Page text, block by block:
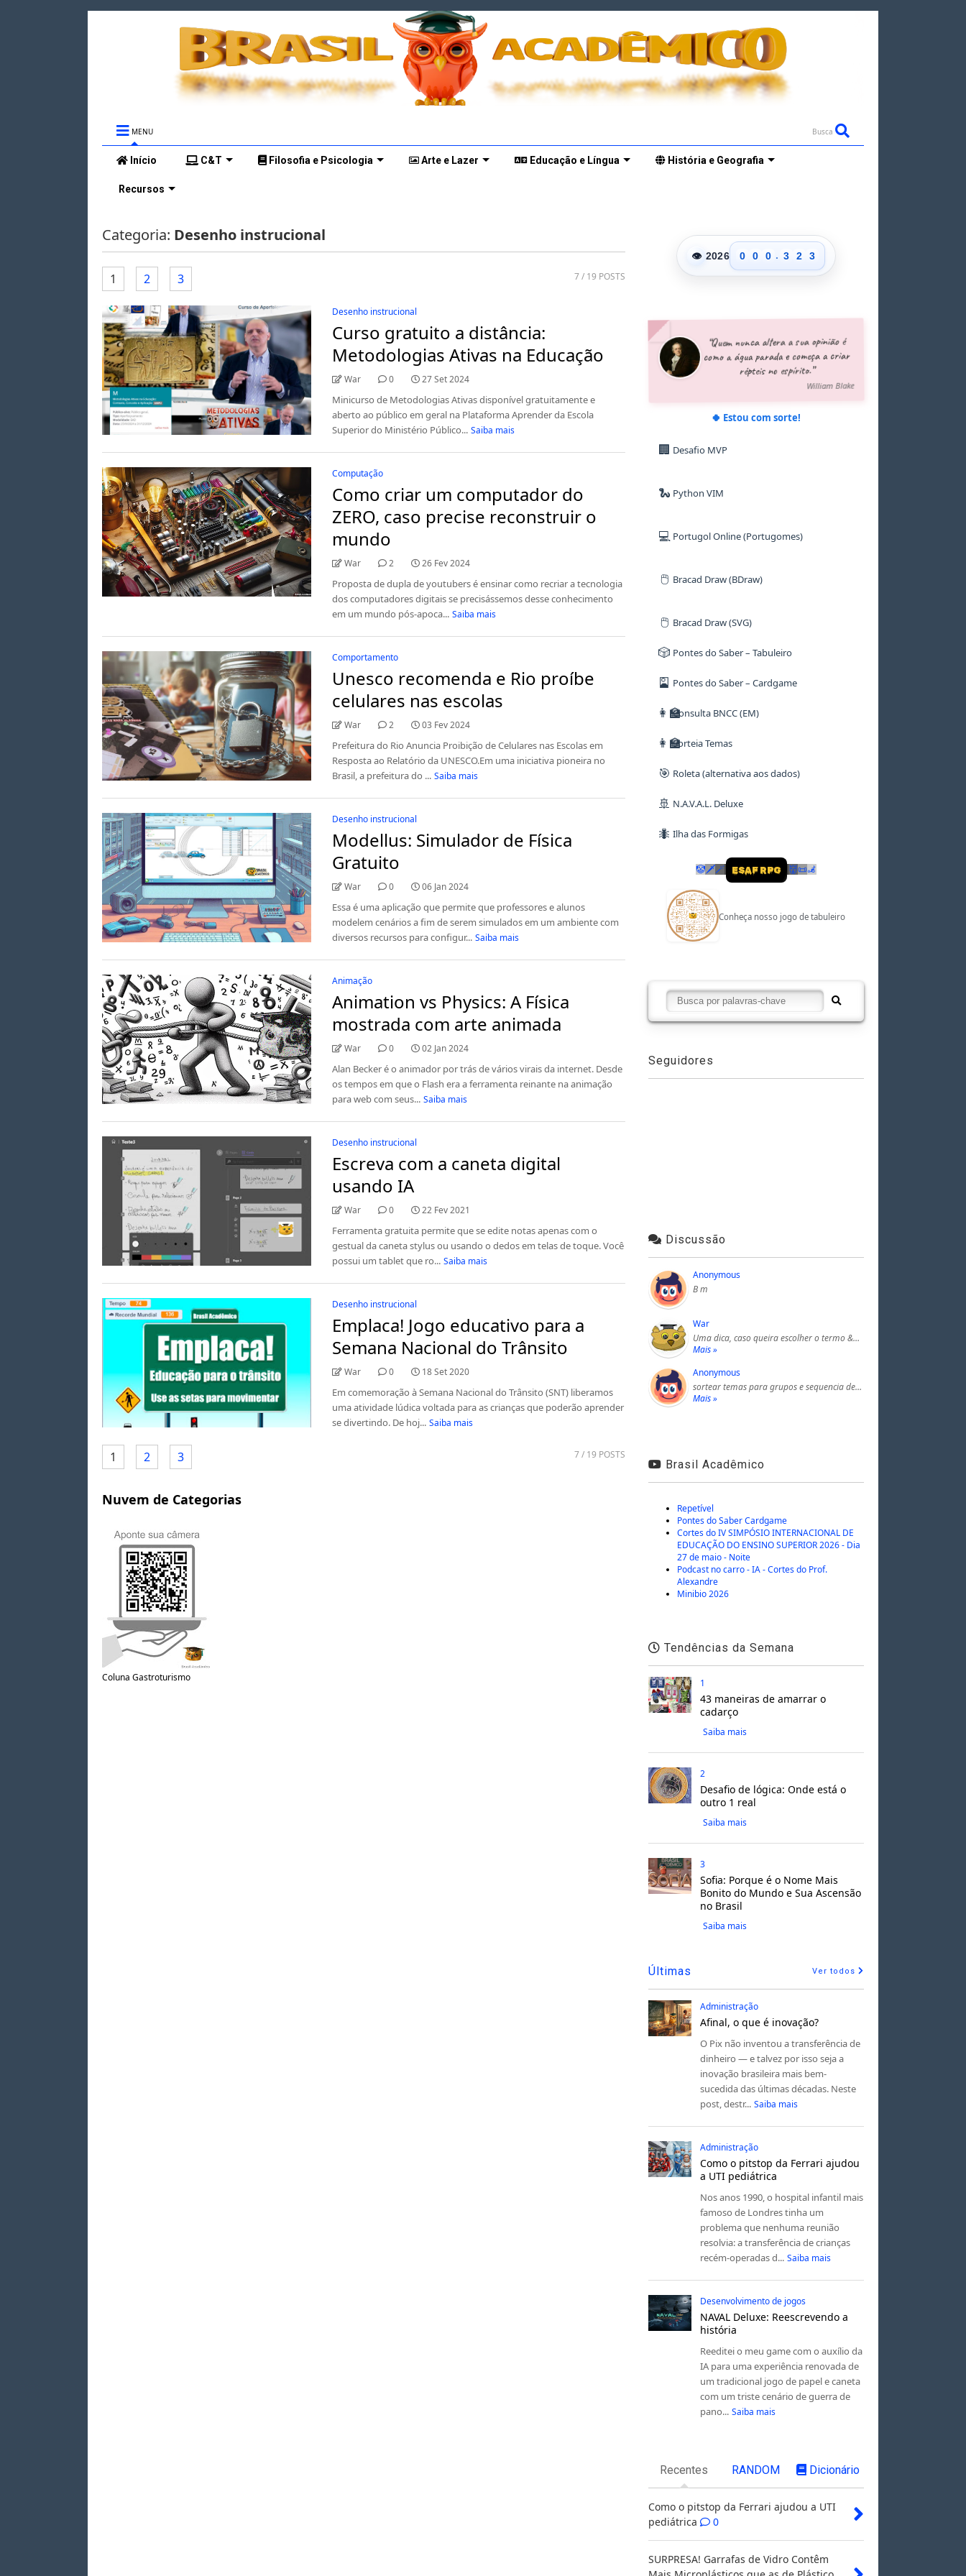
MENU Busca
Início C&T Filosofia e Psicologia Arte e Lazer Educação e Língua História e Geografia
Recursos
Categoria: Desenho instrucional
1 2 3 7/ 19 POSTS
Desenho instrucional
Curso gratuito a distância:
Metodologias Ativas na Educação
War 0 27 Set 2024
Minicurso de Metodologias Ativas disponível gratuitamente e
aberto ao público em geral na Plataforma Aprender da Escola
Superior do Ministério Público... Saiba mais
Computação
Como criar um computador do
ZERO, caso precise reconstruir o
mundo
War 2 26 Fev 2024
Proposta de dupla de youtubers é ensinar como recriar a tecnologia
dos computadores digitais se precisássemos desse conhecimento
em um mundo pós-apoca... Saiba mais
Comportamento
Unesco recomenda e Rio proíbe
celulares nas escolas
War 2 03 Fev 2024
Prefeitura do Rio Anuncia Proibição de Celulares nas Escolas em
Resposta ao Relatório da UNESCO.Em uma iniciativa pioneira no
Brasil, a prefeitura do ... Saiba mais
Desenho instrucional
Modellus: Simulador de Física
Gratuito
War 0 06 Jan 2024
Essa é uma aplicação que permite que professores e alunos
modelem cenários a fim de serem simulados em um ambiente com
diversos recursos para configur... Saiba mais
Animação
Animation vs Physics: A Física
mostrada com arte animada
War 0 02 Jan 2024
Alan Becker é o animador por trás de vários virais da internet. Desde
os tempos em que o Flash era a ferramenta reinante na animação
para web com seus... Saiba mais
Desenho instrucional
Escreva com a caneta digital
usando IA
War 0 22 Fev 2021
Ferramenta gratuita permite que se edite notas apenas com o
gestual da caneta stylus ou usando o dedos em telas de toque. Você
possui um tablet que ro... Saiba mais
Desenho instrucional
Emplaca! Jogo educativo para a
Semana Nacional do Trânsito
War 0 18 Set 2020
Em comemoração à Semana Nacional do Trânsito (SNT) liberamos
uma atividade lúdica voltada para as crianças que poderão aprender
se divertindo. De hoj... Saiba mais
1 2 3 7/ 19 POSTS
Nuvem de Categorias
Coluna Gastroturismo
👁 2026
0
1
6
7
8
0
1
6
7
8
0
1
6
7
8
.
2
3
4
9
1
2
3
8
9
2
3
4
9
“Quem nunca altera a sua opinião é
como a água parada e começa a criar
répteis no espírito.”
William Blake
🍀 Estou com sorte!
🏢 Desafio MVP
🐍 Python VIM
💻 Portugol Online (Portugomes)
🖱️ Bracad Draw (BDraw)
🖱️ Bracad Draw (SVG)
🎲 Pontes do Saber – Tabuleiro
🎴 Pontes do Saber – Cardgame
👩‍🏫Consulta BNCC (EM)
👩‍🏫Sorteia Temas
🎯 Roleta (alternativa aos dados)
🚢 N.A.V.A.L. Deluxe
🐜 Ilha das Formigas
🤡🗡🪄 ESAF RPG 👹📜🦼
Conheça nosso jogo de tabuleiro
Seguidores
Discussão
Anonymous
B m
War
Uma dica, caso queira escolher o termo &…
Mais »
Anonymous
sortear temas para grupos e sequencia de…
Mais »
Brasil Acadêmico
Repetível
Pontes do Saber Cardgame
Cortes do IV SIMPÓSIO INTERNACIONAL DE
EDUCAÇÃO DO ENSINO SUPERIOR 2026 - Dia
27 de maio - Noite
Podcast no carro - IA - Cortes do Prof.
Alexandre
Minibio 2026
Tendências da Semana
1
43 maneiras de amarrar o
cadarço
Saiba mais
2
Desafio de lógica: Onde está o
outro 1 real
Saiba mais
3
Sofia: Porque é o Nome Mais
Bonito do Mundo e Sua Ascensão
no Brasil
Saiba mais
Últimas Ver todos
Administração
Afinal, o que é inovação?
O Pix não inventou a transferência de
dinheiro — e talvez por isso seja a
inovação brasileira mais bem-
sucedida das últimas décadas. Neste
post, destr... Saiba mais
Administração
Como o pitstop da Ferrari ajudou
a UTI pediátrica
Nos anos 1990, o hospital infantil mais
famoso de Londres tinha um
problema que nenhuma reunião
resolvia: a transferência de crianças
recém-operadas d... Saiba mais
Desenvolvimento de jogos
NAVAL Deluxe: Reescrevendo a
história
Reeditei o meu game com o auxílio da
IA para uma experiência renovada de
um tradicional jogo de papel e caneta
com um triste cenário de guerra de
pano... Saiba mais
Recentes RANDOM Dicionário
Como o pitstop da Ferrari ajudou a UTI
pediátrica
0
SURPRESA! Garrafas de Vidro Contêm